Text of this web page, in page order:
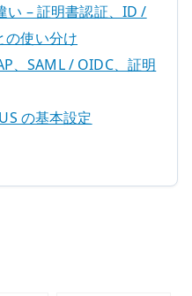
い – 証明書認証、ID /
の使い分け
、SAML / OIDC、証明
の基本設定